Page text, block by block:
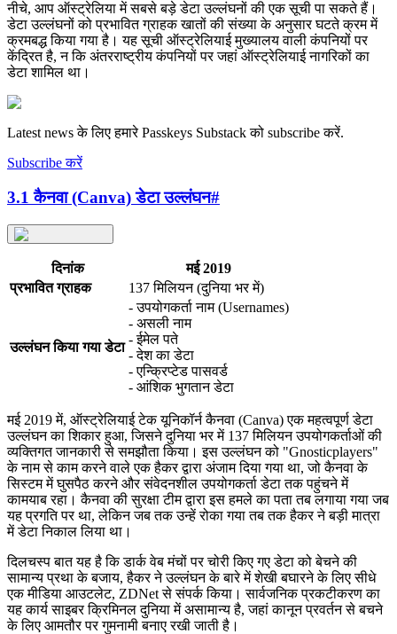
नीचे, आप ऑस्ट्रेलिया में सबसे बड़े डेटा उल्लंघनों की एक सूची पा सकते हैं।
डेटा उल्लंघनों को प्रभावित ग्राहक खातों की संख्या के अनुसार घटते क्रम में
क्रमबद्ध किया गया है। यह सूची ऑस्ट्रेलियाई मुख्यालय वाली कंपनियों पर
केंद्रित है, न कि अंतरराष्ट्रीय कंपनियों पर जहां ऑस्ट्रेलियाई नागरिकों का
डेटा शामिल था।
Latest news के लिए हमारे Passkeys Substack को subscribe करें.
Subscribe करें
3.1 कैनवा (Canva) डेटा उल्लंघन#
दिनांक
मई 2019
प्रभावित ग्राहक
137 मिलियन (दुनिया भर में)
उल्लंघन किया गया डेटा
- उपयोगकर्ता नाम (Usernames)
- असली नाम
- ईमेल पते
- देश का डेटा
- एन्क्रिप्टेड पासवर्ड
- आंशिक भुगतान डेटा
मई 2019 में, ऑस्ट्रेलियाई टेक यूनिकॉर्न कैनवा (Canva) एक महत्वपूर्ण डेटा
उल्लंघन का शिकार हुआ, जिसने दुनिया भर में 137 मिलियन उपयोगकर्ताओं की
व्यक्तिगत जानकारी से समझौता किया। इस उल्लंघन को "Gnosticplayers"
के नाम से काम करने वाले एक हैकर द्वारा अंजाम दिया गया था, जो कैनवा के
सिस्टम में घुसपैठ करने और संवेदनशील उपयोगकर्ता डेटा तक पहुंचने में
कामयाब रहा। कैनवा की सुरक्षा टीम द्वारा इस हमले का पता तब लगाया गया जब
यह प्रगति पर था, लेकिन जब तक उन्हें रोका गया तब तक हैकर ने बड़ी मात्रा
में डेटा निकाल लिया था।
दिलचस्प बात यह है कि डार्क वेब मंचों पर चोरी किए गए डेटा को बेचने की
सामान्य प्रथा के बजाय, हैकर ने उल्लंघन के बारे में शेखी बघारने के लिए सीधे
एक मीडिया आउटलेट, ZDNet से संपर्क किया। सार्वजनिक प्रकटीकरण का
यह कार्य साइबर क्रिमिनल दुनिया में असामान्य है, जहां कानून प्रवर्तन से बचने
के लिए आमतौर पर गुमनामी बनाए रखी जाती है।